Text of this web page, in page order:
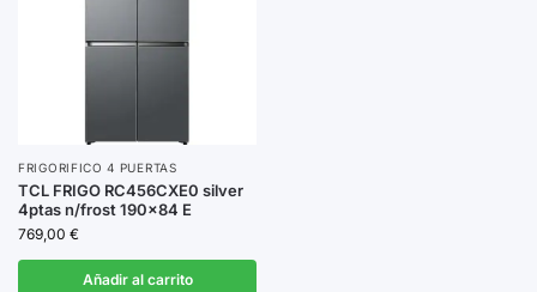
FRIGORIFICO 4 PUERTAS
TCL FRIGO RC456CXE0 silver
4ptas n/frost 190×84 E
769,00 €
Añadir al carrito